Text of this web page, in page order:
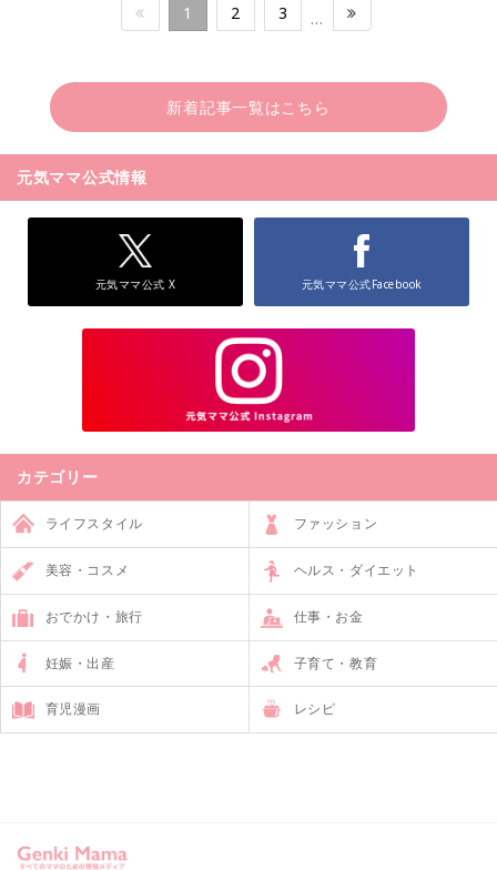
1 2 3 …
新着記事一覧はこちら
元気ママ公式情報
元気ママ公式 X 元気ママ公式Facebook
カテゴリー
ライフスタイル ファッション
美容・コスメ ヘルス・ダイエット
おでかけ・旅行 仕事・お金
妊娠・出産 子育て・教育
育児漫画 レシピ